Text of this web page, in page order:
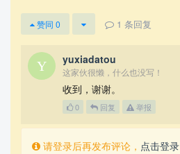
赞同 0 1 条回复
yuxiadatou
这家伙很懒，什么也没写！
收到，谢谢。
0 回复 举报
请登录后再发布评论， 点击登录